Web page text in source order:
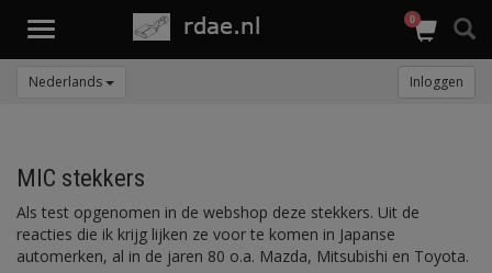
Toggle
0
Nederlands Inloggen
MIC stekkers
Als test opgenomen in de webshop deze stekkers. Uit de
reacties die ik krijg lijken ze voor te komen in Japanse
automerken, al in de jaren 80 o.a. Mazda, Mitsubishi en Toyota.